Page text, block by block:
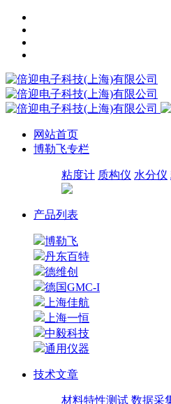
网站首页
博勒飞专栏
粘度计 质构仪 水分仪
产品列表
博勒飞
丹东百特
德维创
德国GMC-I
上海佳航
上海一恒
中毅科技
通用仪器
技术文章
材料特性测试 数据采